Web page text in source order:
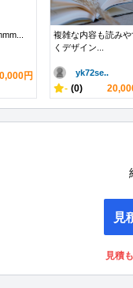
円
複雑な内容も読みや
くデザイン...
yk72se..
- (0)
見
見積